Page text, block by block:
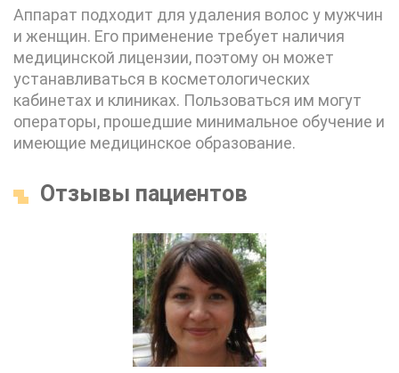
Аппарат подходит для удаления волос у мужчин
и женщин. Его применение требует наличия
медицинской лицензии, поэтому он может
устанавливаться в косметологических
кабинетах и клиниках. Пользоваться им могут
операторы, прошедшие минимальное обучение и
имеющие медицинское образование.
Отзывы пациентов